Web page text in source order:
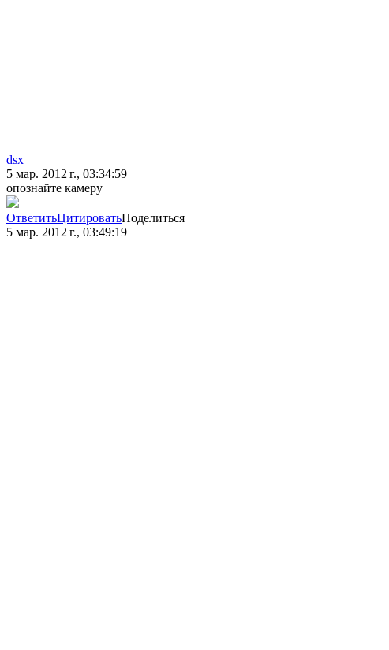
dsx
5 мар. 2012 г., 03:34:59
опознайте камеру
ОтветитьЦитироватьПоделиться
5 мар. 2012 г., 03:49:19